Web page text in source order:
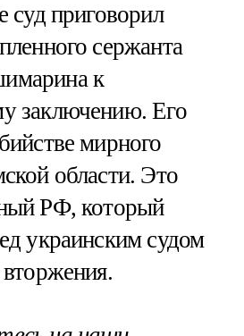
суд приговорил
сержанта
к
заключению. Его
мирного
области. Это
РФ, который
украинским судом